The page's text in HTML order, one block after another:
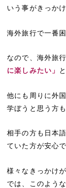
いう事がきっか
海外旅行で一番
なので、海外旅
に楽しみたい」
他にも周りに外
学ぼうと思う方
相手の方も日本
ていた方が安心で
様々なきっかけ
では、このよう